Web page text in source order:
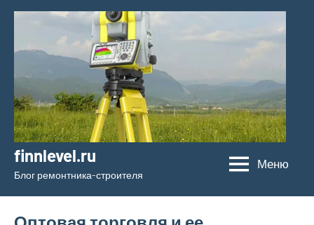
Перейти
содержимому
finnlevel.ru
Блог ремонтника-строителя
Меню